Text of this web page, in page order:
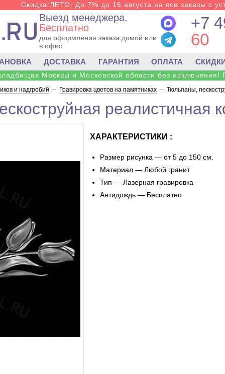
Скидка ЛЕТО. До 7% до 15 августа на все заказы с
Выезд менеджера.
Бесплатно
для оформления заказа домой или
в офис.
+7
60
ДОСТАВКА ГАРАНТИЯ ОПЛАТА
Москвы и Московской области без исключения!
и надгробий -- Гравировка цветов на памятниках -- Тюльпаны,
реалистичная
ХАРАКТЕРИСТИКИ :
Размер рисунка — от 5 до 150 см.
Материал — Любой гранит
Тип — Лазерная гравировка
Антидождь — Бесплатно